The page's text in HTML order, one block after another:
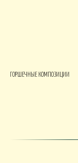
ГОРШЕЧНЫЕ КОМПОЗИЦИИ